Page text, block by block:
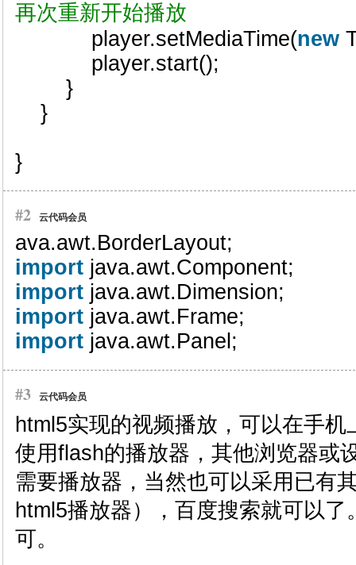
再次重新开始播放
player.setMediaTime(new
player.start();
}
}
}
#2 云代码会员
ava.awt.BorderLayout;
import java.awt.Component;
import java.awt.Dimension;
import java.awt.Frame;
import java.awt.Panel;
#3 云代码会员
html5实现的视频播放，可以在手
使用flash的播放器，其他浏览器或
需要播放器，当然也可以采用已有
html5播放器），百度搜索就可以
可。